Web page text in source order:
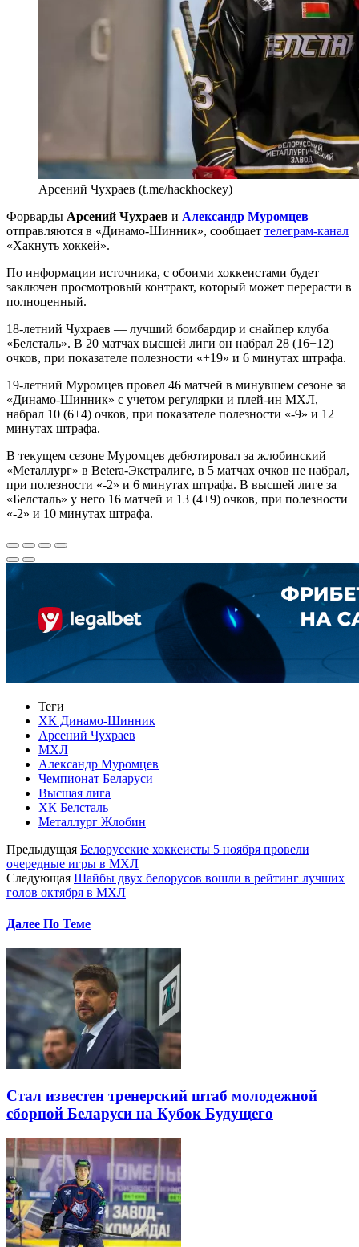
Арсений Чухраев (t.me/hackhockey)
Форварды Арсений Чухраев и Александр Муромцев
отправляются в «Динамо-Шинник», сообщает телеграм-канал
«Хакнуть хоккей».
По информации источника, с обоими хоккеистами будет
заключен просмотровый контракт, который может перерасти в
полноценный.
18-летний Чухраев — лучший бомбардир и снайпер клуба
«Белсталь». В 20 матчах высшей лиги он набрал 28 (16+12)
очков, при показателе полезности «+19» и 6 минутах штрафа.
19-летний Муромцев провел 46 матчей в минувшем сезоне за
«Динамо-Шинник» с учетом регулярки и плей-ин МХЛ,
набрал 10 (6+4) очков, при показателе полезности «-9» и 12
минутах штрафа.
В текущем сезоне Муромцев дебютировал за жлобинский
«Металлург» в Betera-Экстралиге, в 5 матчах очков не набрал,
при полезности «-2» и 6 минутах штрафа. В высшей лиге за
«Белсталь» у него 16 матчей и 13 (4+9) очков, при полезности
«-2» и 10 минутах штрафа.
Теги
ХК Динамо-Шинник
Арсений Чухраев
МХЛ
Александр Муромцев
Чемпионат Беларуси
Высшая лига
ХК Белсталь
Металлург Жлобин
Предыдущая Белорусские хоккеисты 5 ноября провели
очередные игры в МХЛ
Следующая Шайбы двух белорусов вошли в рейтинг лучших
голов октября в МХЛ
Далее По Теме
Стал известен тренерский штаб молодежной
сборной Беларуси на Кубок Будущего